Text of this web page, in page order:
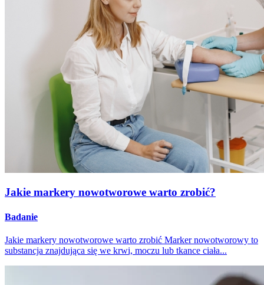
Jakie markery nowotworowe warto zrobić?
Badanie
Jakie markery nowotworowe warto zrobić Marker nowotworowy to
substancja znajdująca się we krwi, moczu lub tkance ciała...